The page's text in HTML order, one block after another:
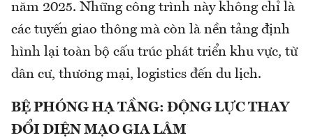
năm 2025. Những công trình này không chỉ là
các tuyến giao thông mà còn là nền tảng định
hình lại toàn bộ cấu trúc phát triển khu vực, từ
dân cư, thương mại, logistics đến du lịch.
BỆ PHÓNG HẠ TẦNG: ĐỘNG LỰC THAY
ĐỔI DIỆN MẠO GIA LÂM